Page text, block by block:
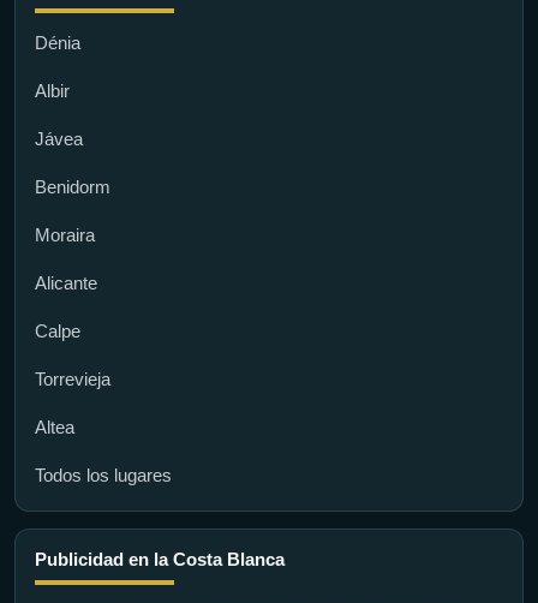
Dénia
Albir
Jávea
Benidorm
Moraira
Alicante
Calpe
Torrevieja
Altea
Todos los lugares
Publicidad en la Costa Blanca